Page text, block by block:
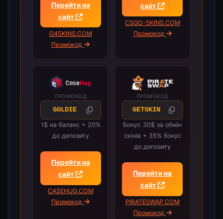
Перейти на
сайт
G4SKINS.COM
Промокод
сайт
CSGO-SKINS.COM
Промокод
ПРОМОКОД
GOLDIE
1$ на баланс + 20%
до депозиту
Перейти на
сайт
CASEHUG.COM
Промокод
ПРОМОКОД
GETSKIN
Бонус 30$ за обмін
скінів + 35% бонус
до депозиту
Перейти на
сайт
PIRATESWAP.COM
Промокод